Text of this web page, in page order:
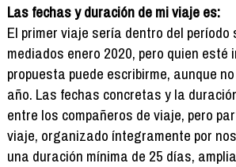
Las fechas y duración de mi viaje es:
El primer viaje sería dentro del período
mediados enero 2020, pero quien esté
propuesta puede escribirme, aunque
año. Las fechas concretas y la
entre los compañeros de viaje, pero
viaje, organizado íntegramente por
una duración mínima de 25 días,